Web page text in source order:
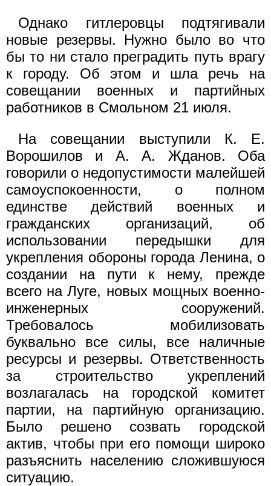
Однако гитлеровцы подтягивали
новые резервы. Нужно было во что
бы то ни стало преградить путь врагу
к городу. Об этом и шла речь на
совещании военных и партийных
работников в Смольном 21 июля.
На совещании выступили К. Е.
Ворошилов и А. А. Жданов. Оба
говорили о недопустимости малейшей
самоуспокоенности, о полном
единстве действий военных и
гражданских организаций, об
использовании передышки для
укрепления обороны города Ленина, о
создании на пути к нему, прежде
всего на Луге, новых мощных военно-
инженерных сооружений.
Требовалось мобилизовать
буквально все силы, все наличные
ресурсы и резервы. Ответственность
за строительство укреплений
возлагалась на городской комитет
партии, на партийную организацию.
Было решено созвать городской
актив, чтобы при его помощи широко
разъяснить населению сложившуюся
ситуацию.